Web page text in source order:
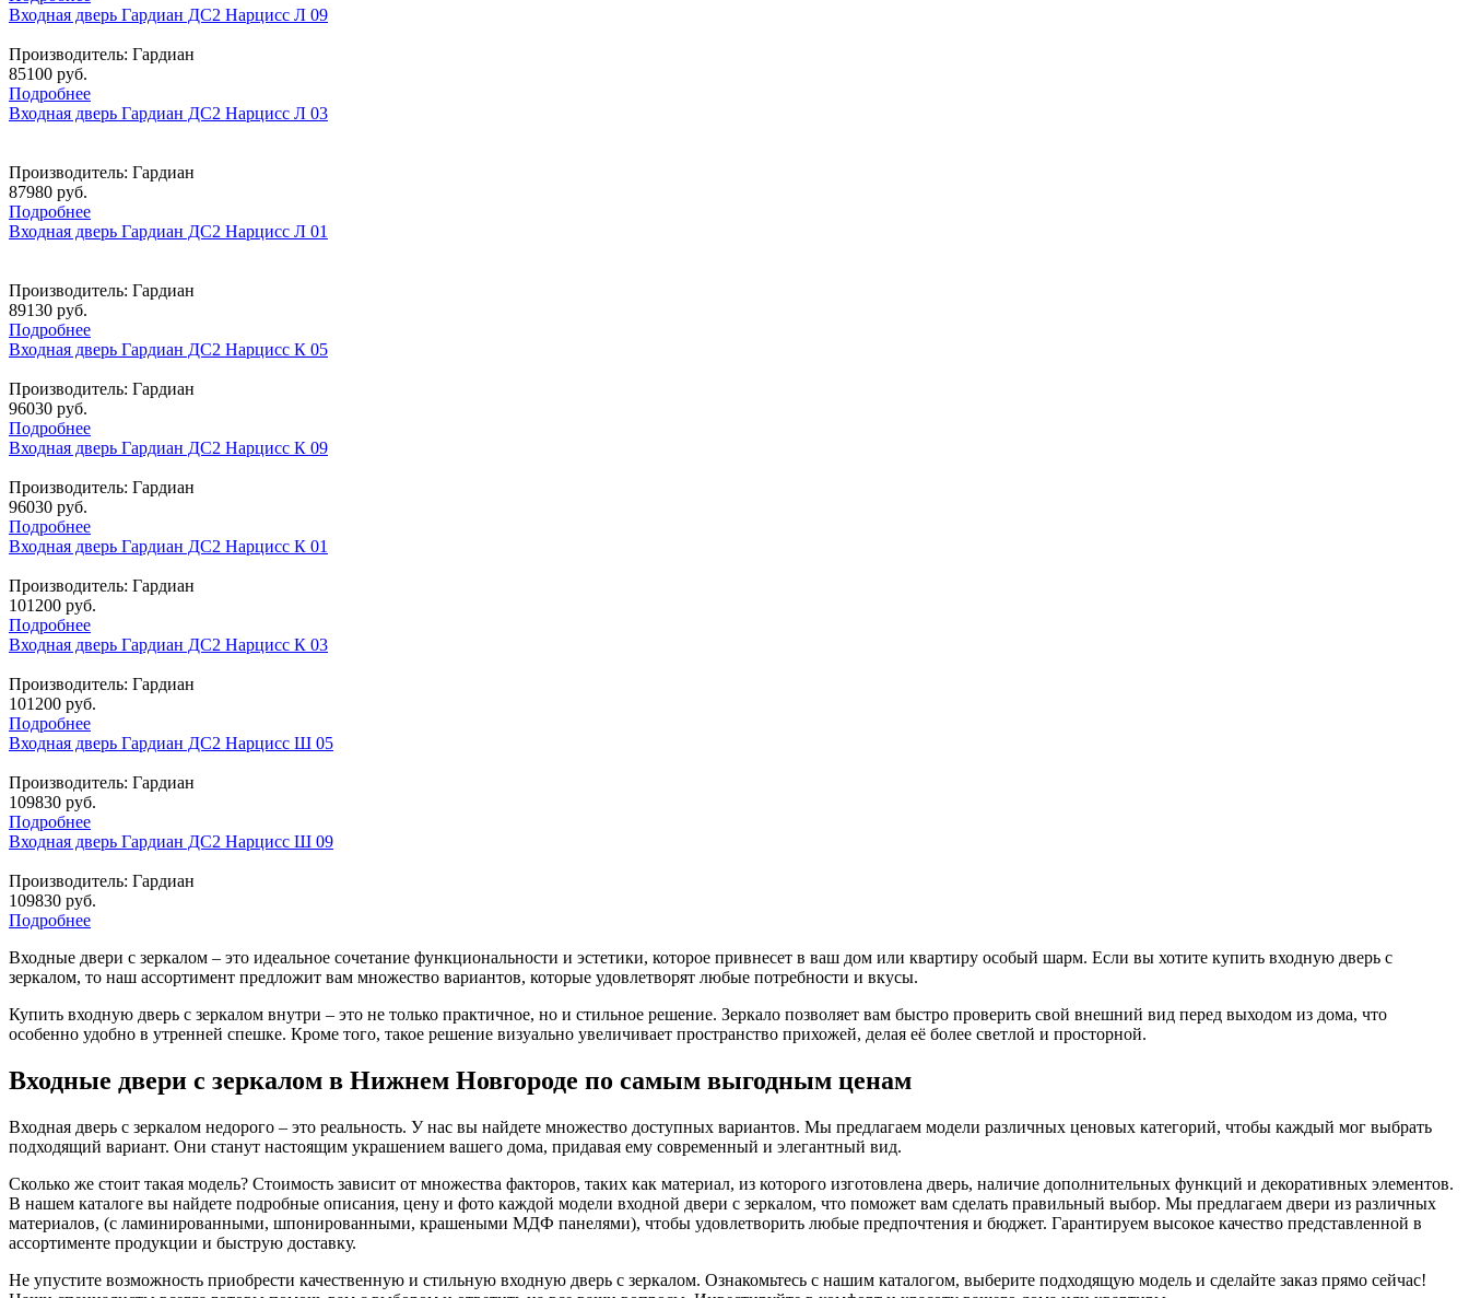
Входная дверь Гардиан ДС2 Нарцисс Л 09
Производитель: Гардиан
85100 руб.
Подробнее
Входная дверь Гардиан ДС2 Нарцисс Л 03
Производитель: Гардиан
87980 руб.
Подробнее
Входная дверь Гардиан ДС2 Нарцисс Л 01
Производитель: Гардиан
89130 руб.
Подробнее
Входная дверь Гардиан ДС2 Нарцисс К 05
Производитель: Гардиан
96030 руб.
Подробнее
Входная дверь Гардиан ДС2 Нарцисс К 09
Производитель: Гардиан
96030 руб.
Подробнее
Входная дверь Гардиан ДС2 Нарцисс К 01
Производитель: Гардиан
101200 руб.
Подробнее
Входная дверь Гардиан ДС2 Нарцисс К 03
Производитель: Гардиан
101200 руб.
Подробнее
Входная дверь Гардиан ДС2 Нарцисс Ш 05
Производитель: Гардиан
109830 руб.
Подробнее
Входная дверь Гардиан ДС2 Нарцисс Ш 09
Производитель: Гардиан
109830 руб.
Подробнее
Входные двери с зеркалом – это идеальное сочетание функциональности и эстетики, которое привнесет в ваш дом или квартиру особый шарм. Если вы хотите купить входную дверь с
зеркалом, то наш ассортимент предложит вам множество вариантов, которые удовлетворят любые потребности и вкусы.
Купить входную дверь с зеркалом внутри – это не только практичное, но и стильное решение. Зеркало позволяет вам быстро проверить свой внешний вид перед выходом из дома, что
особенно удобно в утренней спешке. Кроме того, такое решение визуально увеличивает пространство прихожей, делая её более светлой и просторной.
Входные двери с зеркалом в Нижнем Новгороде по самым выгодным ценам
Входная дверь с зеркалом недорого – это реальность. У нас вы найдете множество доступных вариантов. Мы предлагаем модели различных ценовых категорий, чтобы каждый мог выбрать
подходящий вариант. Они станут настоящим украшением вашего дома, придавая ему современный и элегантный вид.
Сколько же стоит такая модель? Стоимость зависит от множества факторов, таких как материал, из которого изготовлена дверь, наличие дополнительных функций и декоративных элементов.
В нашем каталоге вы найдете подробные описания, цену и фото каждой модели входной двери с зеркалом, что поможет вам сделать правильный выбор. Мы предлагаем двери из различных
материалов, (с ламинированными, шпонированными, крашеными МДФ панелями), чтобы удовлетворить любые предпочтения и бюджет. Гарантируем высокое качество представленной в
ассортименте продукции и быструю доставку.
Не упустите возможность приобрести качественную и стильную входную дверь с зеркалом. Ознакомьтесь с нашим каталогом, выберите подходящую модель и сделайте заказ прямо сейчас!